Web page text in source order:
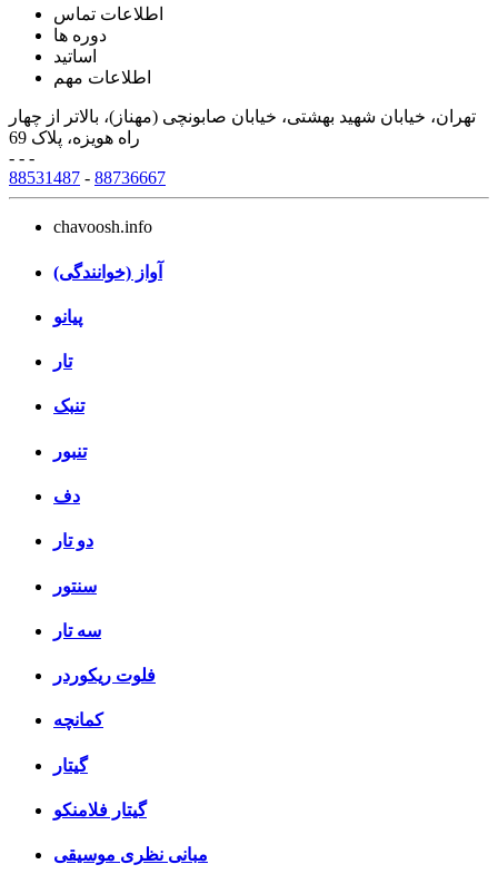
اطلاعات تماس
دوره ها
اساتید
اطلاعات مهم
تهران، خیابان شهید بهشتی، خیابان صابونچی (مهناز)، بالاتر از چهار
راه هویزه، پلاک 69
- - -
88531487 - 88736667
chavoosh.info
آواز (خوانندگی)
پیانو
تار
تنبک
تنبور
دف
دو تار
سنتور
سه تار
فلوت ریکوردر
کمانچه
گیتار
گیتار فلامنکو
مبانی نظری موسیقی